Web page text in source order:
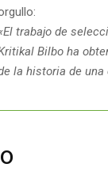
trabajo de
Bilbo ha
la historia de una